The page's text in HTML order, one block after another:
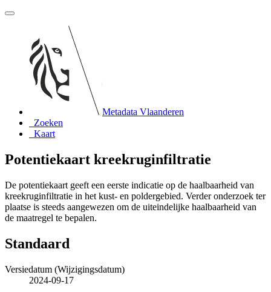
Metadata Vlaanderen
Zoeken
Kaart
Potentiekaart kreekruginfiltratie
De potentiekaart geeft een eerste indicatie op de haalbaarheid van
kreekruginfiltratie in het kust- en poldergebied. Verder onderzoek ter
plaatse is steeds aangewezen om de uiteindelijke haalbaarheid van
de maatregel te bepalen.
Standaard
Versiedatum (Wijzigingsdatum)
2024-09-17